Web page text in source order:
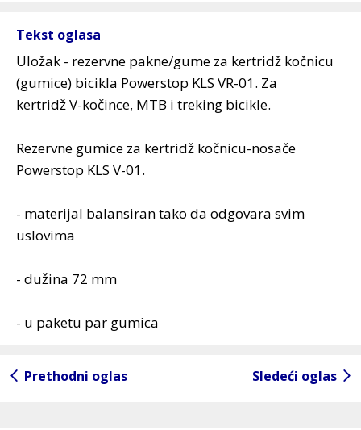
Tekst oglasa
Uložak - rezervne pakne/gume za kertridž kočnicu
(gumice) bicikla Powerstop KLS VR-01. Za
kertridž V-kočince, MTB i treking bicikle.
Rezervne gumice za kertridž kočnicu-nosače
Powerstop KLS V-01.
- materijal balansiran tako da odgovara svim
uslovima
- dužina 72 mm
- u paketu par gumica
Prethodni oglas Sledeći oglas